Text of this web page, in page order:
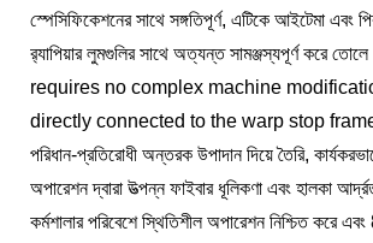
স্পেসিফিকেশনের সাথে সঙ্গতিপূর্ণ, এটিকে আইটেমা এবং
র‌্যাপিয়ার লুমগুলির সাথে অত্যন্ত সামঞ্জস্যপূর্ণ করে
requires no complex machine
directly connected to the warp stop frame
পরিধান-প্রতিরোধী অন্তরক উপাদান দিয়ে তৈরি,
অপারেশন দ্বারা উত্পন্ন ফাইবার ধূলিকণা এবং হালকা
কর্মশালার পরিবেশে স্থিতিশীল অপারেশন নিশ্চিত করে